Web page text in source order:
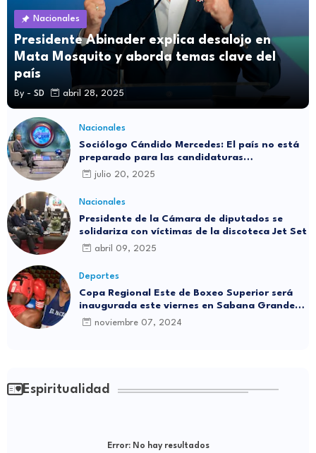
Nacionales
Presidente Abinader explica desalojo en
Mata Mosquito y aborda temas clave del
país
By - SD abril 28, 2025
Nacionales
Sociólogo Cándido Mercedes: El país no está
preparado para las candidaturas
independientes
julio 20, 2025
Nacionales
Presidente de la Cámara de diputados se
solidariza con víctimas de la discoteca Jet Set
abril 09, 2025
Deportes
Copa Regional Este de Boxeo Superior será
inaugurada este viernes en Sabana Grande
de Boyá
noviembre 07, 2024
Espiritualidad
Error:No hay resultados